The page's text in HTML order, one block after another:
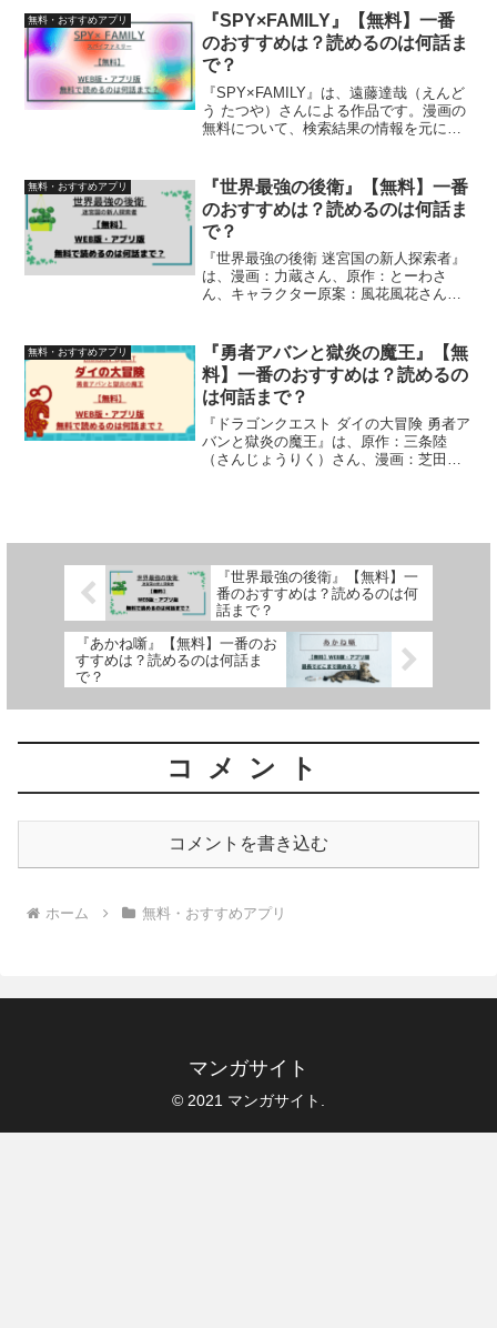
版】・【WEB版】を一つ一つを調査。無
料でどこまで読むことができ...
無料・おすすめアプリ
『SPY×FAMILY』【無料】一番
のおすすめは？読めるのは何話ま
で？
『SPY×FAMILY』は、遠藤達哉（えんど
う たつや）さんによる作品です。漫画の
無料について、検索結果の情報を元に
のか、検証しています
無料・おすすめアプリ
『世界最強の後衛』【無料】一番
のおすすめは？読めるのは何話ま
で？
『世界最強の後衛 迷宮国の新人探索者』
は、漫画：力蔵さん、原作：とーわさ
ん、キャラクター原案：風花風花さんに
【WEB版】を一つ一つを調査。無料でど
こまで読むことができるのか...
無料・おすすめアプリ
『勇者アバンと獄炎の魔王』【無
料】一番のおすすめは？読めるの
は何話まで？
『ドラゴンクエスト ダイの大冒険 勇者ア
バンと獄炎の魔王』は、原作：三条陸
（さんじょうりく）さん、漫画：芝田優
『世界最強の後衛』【無料】一
番のおすすめは？読めるのは何
話まで？
『あかね噺』【無料】一番のお
すすめは？読めるのは何話ま
で？
コメント
コメントを書き込む
ホーム 無料・おすすめアプリ
マンガサイト
© 2021 マンガサイト.